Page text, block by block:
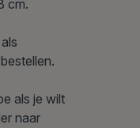
cm.
als je wilt
naar